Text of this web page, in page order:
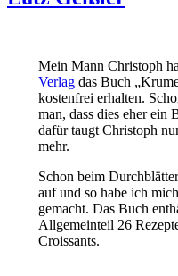
Mein Mann Christoph
Verlagdas Buch
kostenfrei erhalten.
man, dass dies eher
dafür taugt Christoph
mehr.
Schon beim
auf und so habe ich
gemacht. Das Buch
Allgemeinteil 26
Croissants.